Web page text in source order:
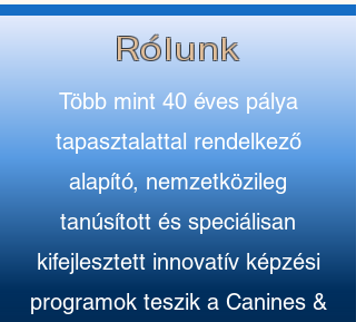
iránt innovatív képzési programok
és ügyfélközpontú megközelítés
Rólunk
Több mint 40 éves pálya
tapasztalattal rendelkező
alapító, nemzetközileg
tanúsított és speciálisan
kifejlesztett innovatív képzési
programok teszik a Canines &